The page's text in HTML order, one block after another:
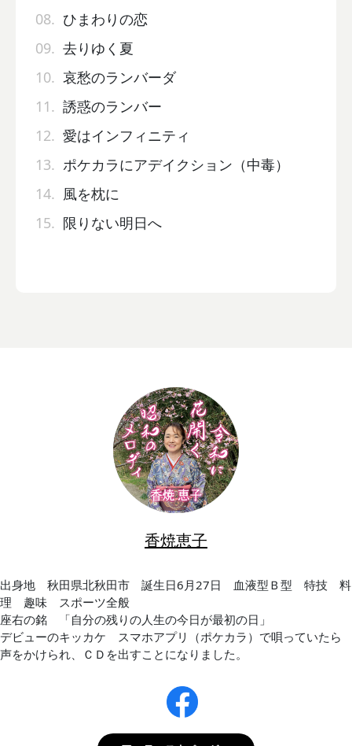
08. ひまわりの恋
09. 去りゆく夏
10. 哀愁のランバーダ
11. 誘惑のランバー
12. 愛はインフィニティ
13. ポケカラにアデイクション（中毒）
14. 風を枕に
15. 限りない明日へ
香焼恵子
出身地 秋田県北秋田市 誕生日6月27日 血液型Ｂ型 特技 料
理 趣味 スポーツ全般
座右の銘 「自分の残りの人生の今日が最初の日」
デビューのキッカケ スマホアプリ（ポケカラ）で唄っていたら
声をかけられ、ＣＤを出すことになりました。